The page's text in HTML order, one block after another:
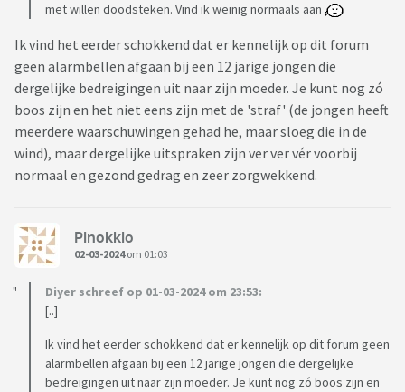
met willen doodsteken. Vind ik weinig normaals aan
Ik vind het eerder schokkend dat er kennelijk op dit forum
geen alarmbellen afgaan bij een 12 jarige jongen die
dergelijke bedreigingen uit naar zijn moeder. Je kunt nog zó
boos zijn en het niet eens zijn met de 'straf' (de jongen heeft
meerdere waarschuwingen gehad he, maar sloeg die in de
wind), maar dergelijke uitspraken zijn ver ver vér voorbij
normaal en gezond gedrag en zeer zorgwekkend.
Pinokkio
02-03-2024om 01:03
Diyer schreef op 01-03-2024 om 23:53:
[..]
Ik vind het eerder schokkend dat er kennelijk op dit forum geen
alarmbellen afgaan bij een 12 jarige jongen die dergelijke
bedreigingen uit naar zijn moeder. Je kunt nog zó boos zijn en